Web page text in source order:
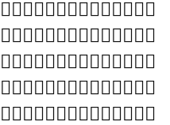
𞜐𞜑𞜒𞜓𞜔𞜕𞜖𞜗𞜘𞜙𞜚𞜛𞜜𞜝
𞜮𞜯𞜰𞜱𞜲𞜳𞜴𞜵𞜶𞜷𞜸𞜹𞜺𞜻
𞝌𞝍𞝎𞝏𞝐𞝑𞝒𞝓𞝔𞝕𞝖𞝗𞝘𞝙
𞝪𞝫𞝬𞝭𞝮𞝯𞝰𞝱𞝲𞝳𞝴𞝵𞝶𞝷
𞞈𞞉𞞊𞞋𞞌𞞍𞞎𞞏𞞐𞞑𞞒𞞓𞞔𞞕